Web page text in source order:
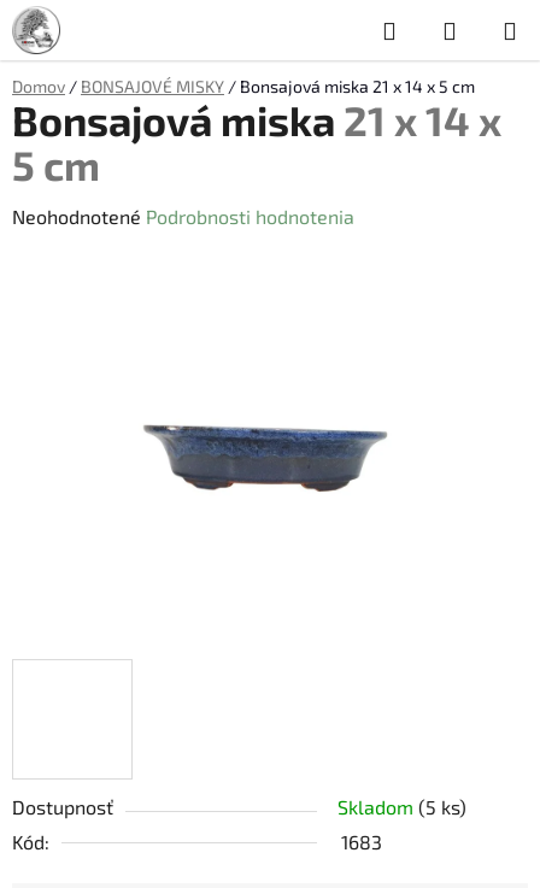
Prejsť
na
obsah
Hľadať
KOŠÍK
Domov / BONSAJOVÉ MISKY / Bonsajová miska 21 x 14 x 5 cm
Dostupnosť Skladom (5 ks)
Kód:
1683
Bonsajová miska 21 x 14 x
5 cm
Priemerné
Neohodnotené Podrobnosti hodnotenia